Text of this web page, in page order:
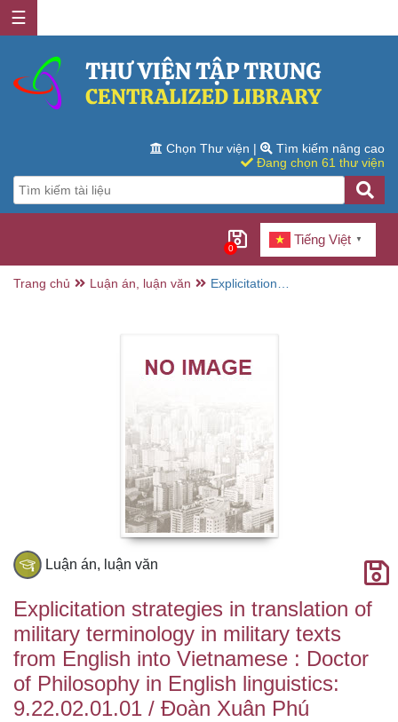
☰
Chọn Thư viện |
Tìm kiếm nâng cao
Đang chọn 61 thư viện
0
Tiếng Việt ▼
Trang chủ Luận án, luận văn
Explicitation
English into
9.22.02.01.01 /
Đoàn Xuân Phú
Luận án, luận văn
Explicitation strategies in translation of
military terminology in military texts
from English into Vietnamese : Doctor
of Philosophy in English linguistics:
9.22.02.01.01 / Đoàn Xuân Phú